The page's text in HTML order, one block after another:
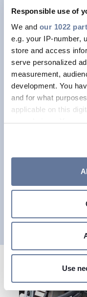
Responsible use of
We and our 1022
e.g. your IP-number,
store and access
serve personalized
measurement,
development. You
and for what
applicable on this
your choices. You
If you allow, we
location which
Identify your
and set your
provide social media
Use
hibalokalizáló
A PRY-CAM
hanem
nyújtott
támogatja
Távoli
További
kapcsolatba
tagjával.